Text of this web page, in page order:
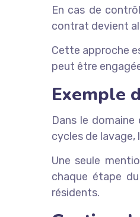
En cas de
contrat devient
Cette approche
peut être
Exemple
Dans le
cycles de
Une seule
chaque étape
résidents.